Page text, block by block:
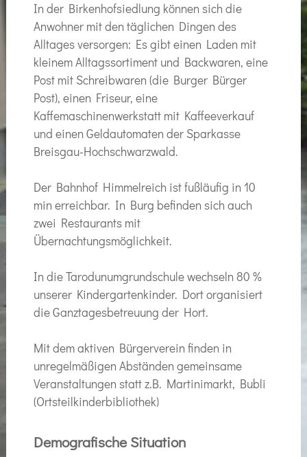
In der Birkenhofsiedlung können sich die
Anwohner mit den täglichen Dingen des
Alltages versorgen: Es gibt einen Laden mit
kleinem Alltagssortiment und Backwaren, eine
Post mit Schreibwaren (die Burger Bürger
Post), einen Friseur, eine
Kaffemaschinenwerkstatt mit Kaffeeverkauf
und einen Geldautomaten der Sparkasse
Breisgau-Hochschwarzwald.
Der Bahnhof Himmelreich ist fußläufig in 10
min erreichbar. In Burg befinden sich auch
zwei Restaurants mit
Übernachtungsmöglichkeit.
In die Tarodunumgrundschule wechseln 80 %
unserer Kindergartenkinder. Dort organisiert
die Ganztagesbetreuung der Hort.
Mit dem aktiven Bürgerverein finden in
unregelmäßigen Abständen gemeinsame
Veranstaltungen statt z.B. Martinimarkt, Bubli
(Ortsteilkinderbibliothek)
Demografische Situation